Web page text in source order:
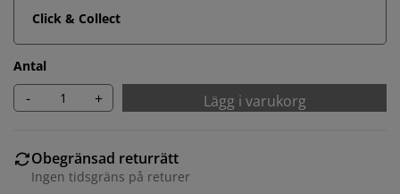
Click & Collect
Antal
- + Lägg i varukorg
Obegränsad returrätt
Ingen tidsgräns på returer